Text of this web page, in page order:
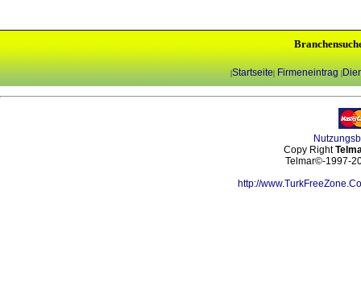
|Startseite| Firmeneintrag |
Copy Right
Telmar©-1997-
http://